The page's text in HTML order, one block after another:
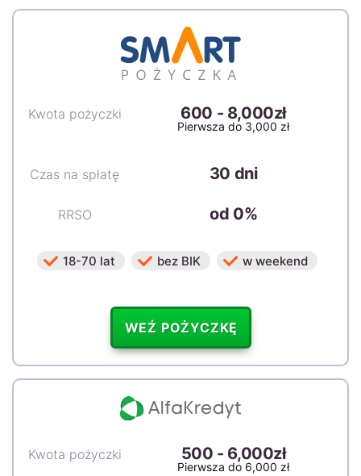
Kwota pożyczki
Czas na spłatę
RRSO
600 - 8,000zł
Pierwsza do 3,000 zł
30 dni
od 0%
18-70 lat bez BIK w weekend
WEŹ POŻYCZKĘ
Kwota pożyczki 500 - 6,000zł
Pierwsza do 6,000 zł